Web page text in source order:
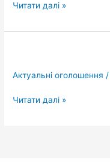
Читати далі »
Актуальні оголошення /
Читати далі »